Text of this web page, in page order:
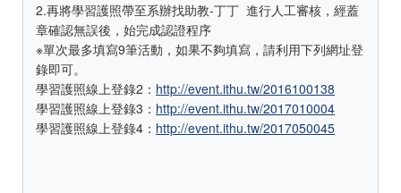
2.再將學習護照帶至系辦找助教-丁丁 進行人工審核，經蓋
章確認無誤後，始完成認證程序
※單次最多填寫9筆活動，如果不夠填寫，請利用下列網址登
錄即可。
學習護照線上登錄2： http://event.ithu.tw/2016100138
學習護照線上登錄3： http://event.ithu.tw/2017010004
學習護照線上登錄4： http://event.ithu.tw/2017050045